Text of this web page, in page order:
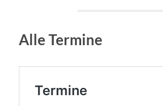
Alle Termine